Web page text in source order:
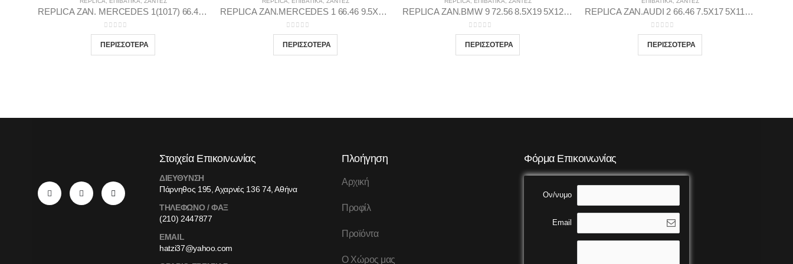
REPLICA ZAN. MERCEDES 1(1017) 66.46 8.5X19 5X112 GP35
0out of 5
REPLICA ZAN.MERCEDES 1 66.46 9.5X20 5X112 GP45
0out of 5
REPLICA ZAN.BMW 9 72.56 8.5X19 5X120 MDGP35
0out of 5
REPLICA ZAN.AUDI 2 66.46 7.5X17 5X112 MDGP45
0out of 5
Στοιχεία Επικοινωνίας
ΔΙΕΥΘΥΝΣΗ
Πάρνηθος 195, Αχαρνές 136 74, Αθήνα
ΤΗΛΕΦΩΝΟ / ΦΑΞ
(210) 2447877
EMAIL
hatzi37@yahoo.com
Πλοήγηση
Αρχική
Προφίλ
Προϊόντα
Ο Χώρος μας
Φόρμα Επικοινωνίας
Ον/νυμο
Email